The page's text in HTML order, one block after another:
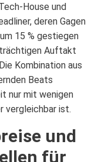
House und
deren Gagen
15 % gestiegen
Auftakt
Kombination aus
Beats
nur mit wenigen
vergleichbar ist.
und
für